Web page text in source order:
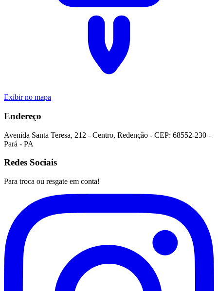
Exibir no mapa
Endereço
Avenida Santa Teresa, 212 - Centro, Redenção - CEP: 68552-230 -
Pará - PA
Redes Sociais
Para troca ou resgate em conta!